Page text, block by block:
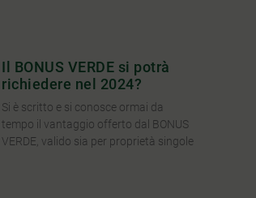
Il BONUS VERDE si potrà
richiedere nel 2024?
Si è scritto e si conosce ormai da
tempo il vantaggio offerto dal BONUS
VERDE, valido sia per proprietà singole